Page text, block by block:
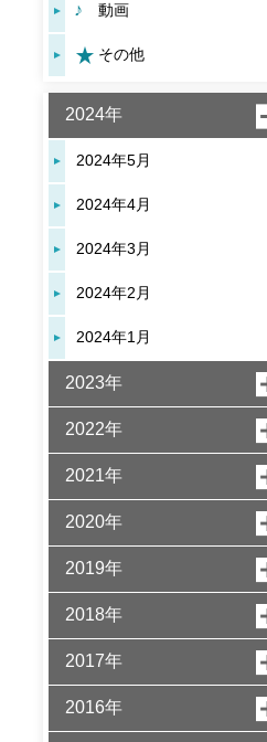
動画
その他
2024年
2024年5月
2024年4月
2024年3月
2024年2月
2024年1月
2023年
2022年
2021年
2020年
2019年
2018年
2017年
2016年